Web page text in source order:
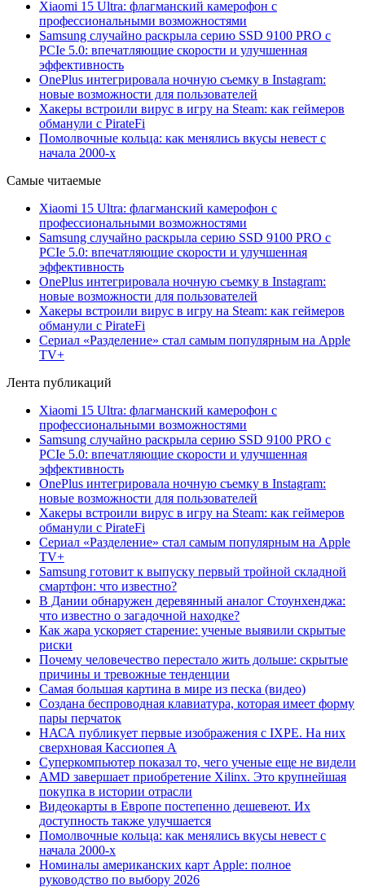
Xiaomi 15 Ultra: флагманский камерофон с
профессиональными возможностями
Samsung случайно раскрыла серию SSD 9100 PRO с
PCIe 5.0: впечатляющие скорости и улучшенная
эффективность
OnePlus интегрировала ночную съемку в Instagram:
новые возможности для пользователей
Хакеры встроили вирус в игру на Steam: как геймеров
обманули с PirateFi
Помолвочные кольца: как менялись вкусы невест с
начала 2000-х
Самые читаемые
Xiaomi 15 Ultra: флагманский камерофон с
профессиональными возможностями
Samsung случайно раскрыла серию SSD 9100 PRO с
PCIe 5.0: впечатляющие скорости и улучшенная
эффективность
OnePlus интегрировала ночную съемку в Instagram:
новые возможности для пользователей
Хакеры встроили вирус в игру на Steam: как геймеров
обманули с PirateFi
Сериал «Разделение» стал самым популярным на Apple
TV+
Лента публикаций
Xiaomi 15 Ultra: флагманский камерофон с
профессиональными возможностями
Samsung случайно раскрыла серию SSD 9100 PRO с
PCIe 5.0: впечатляющие скорости и улучшенная
эффективность
OnePlus интегрировала ночную съемку в Instagram:
новые возможности для пользователей
Хакеры встроили вирус в игру на Steam: как геймеров
обманули с PirateFi
Сериал «Разделение» стал самым популярным на Apple
TV+
Samsung готовит к выпуску первый тройной складной
смартфон: что известно?
В Дании обнаружен деревянный аналог Стоунхенджа:
что известно о загадочной находке?
Как жара ускоряет старение: ученые выявили скрытые
риски
Почему человечество перестало жить дольше: скрытые
причины и тревожные тенденции
Самая большая картина в мире из песка (видео)
Создана беспроводная клавиатура, которая имеет форму
пары перчаток
НАСА публикует первые изображения с IXPE. На них
сверхновая Кассиопея А
Суперкомпьютер показал то, чего ученые еще не видели
AMD завершает приобретение Xilinx. Это крупнейшая
покупка в истории отрасли
Видеокарты в Европе постепенно дешевеют. Их
доступность также улучшается
Помолвочные кольца: как менялись вкусы невест с
начала 2000-х
Номиналы американских карт Apple: полное
руководство по выбору 2026